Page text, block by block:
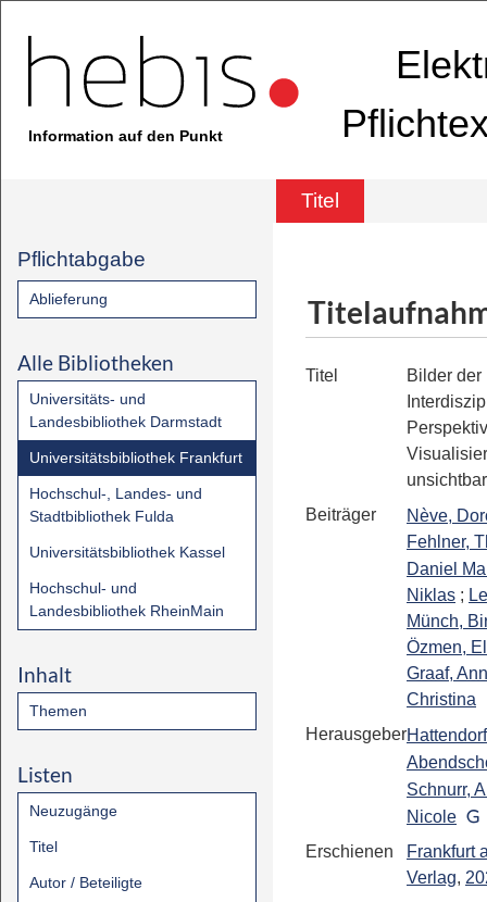
Information auf den Punkt
Titel
Pflichtabgabe
Ablieferung
Alle Bibliotheken
Universitäts- und
Landesbibliothek Darmstadt
Universitätsbibliothek Frankfurt
Hochschul-, Landes- und
Stadtbibliothek Fulda
Universitätsbibliothek Kassel
Hochschul- und
Landesbibliothek RheinMain
Inhalt
Themen
Listen
Neuzugänge
Titel
Autor / Beteiligte
Titel
Bilder
Beiträger
Nève,
Fehlner,
Daniel
Niklas ;
Münch,
Özmen,
Graaf,
Christina
Herausgeber
Schnurr,
Nicole
Erschienen
Frankfurt
Verlag,